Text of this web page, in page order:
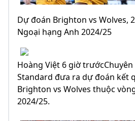
Dự đoán Brighton vs Wolves,
Ngoại hạng Anh 2024/25
Hoàng Việt 6 giờ
Standard đưa ra dự đoán kết
Brighton vs Wolves thuộc
2024/25.